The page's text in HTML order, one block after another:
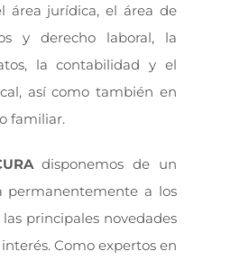
área jurídica, el área de
y derecho laboral, la
la contabilidad y el
así como también en
familiar.
disponemos de un
permanentemente a los
principales novedades
Como expertos en